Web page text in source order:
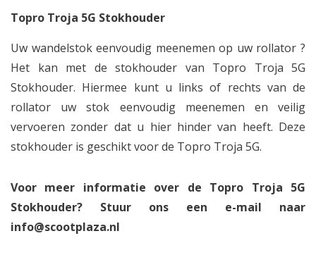
Topro Troja 5G Stokhouder
Uw wandelstok eenvoudig meenemen op uw rollator ?
Het kan met de stokhouder van Topro Troja 5G
Stokhouder. Hiermee kunt u links of rechts van de
rollator uw stok eenvoudig meenemen en veilig
vervoeren zonder dat u hier hinder van heeft. Deze
stokhouder is geschikt voor de Topro Troja 5G.
Voor meer informatie over de Topro Troja 5G
Stokhouder? Stuur ons een e-mail naar
info@scootplaza.nl